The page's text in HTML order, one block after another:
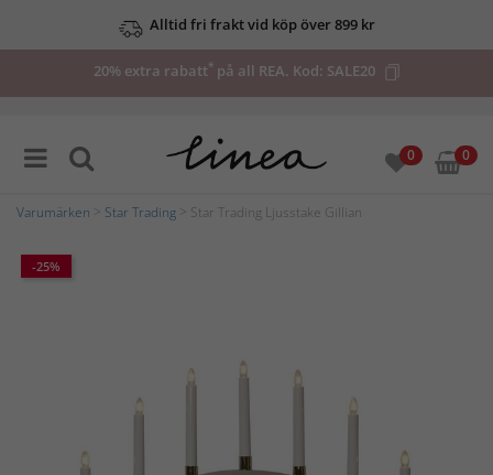
Alltid fri frakt vid köp över 899 kr
20% extra rabatt*på all REA. Kod: SALE20
0 0
Varumärken Star Trading > Star Trading Ljusstake Gillian
-25%